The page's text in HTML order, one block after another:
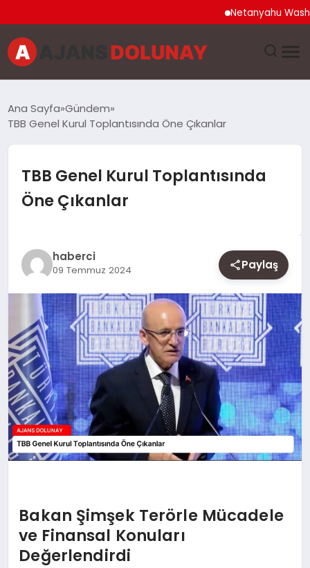
Netanyahu
EKONOMI
GENEL
MAGAZIN
SAĞLIK
SIYASET
SPOR
YAŞAM
Ana Sayfa Gündem
TBB Genel Kurul Toplantısında Öne Çıkanlar
TBB Genel Kurul Toplantısında
Öne Çıkanlar
haberci
09 Temmuz 2024 Paylaş
Bakan Şimşek Terörle Mücadele
ve Finansal Konuları
Değerlendirdi